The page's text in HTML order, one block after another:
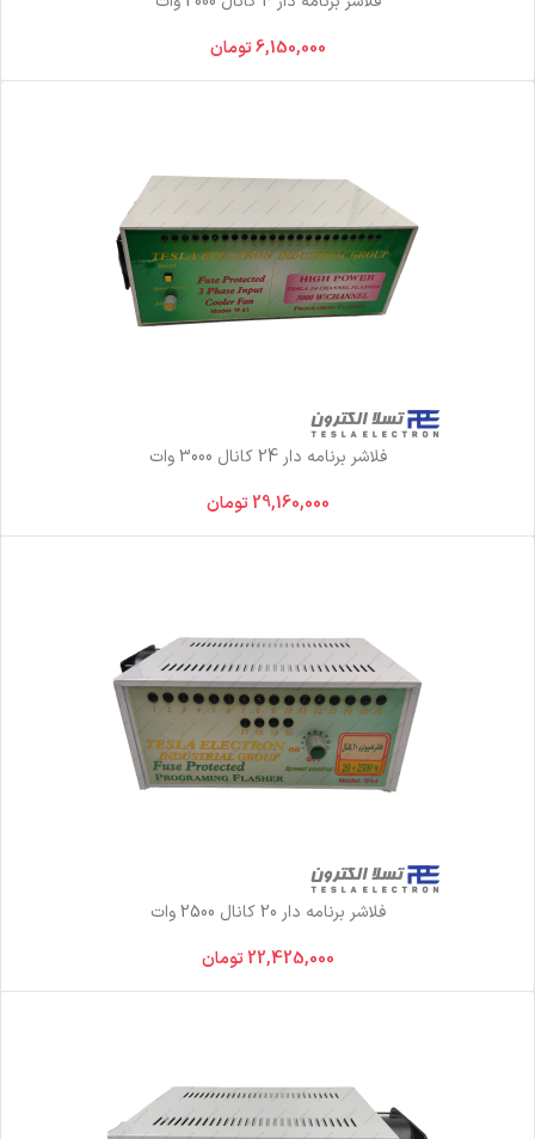
6,150,000تومان
فلاشر برنامه دار 24 کانال 3000 وات
29,160,000 تومان
فلاشر برنامه دار 20 کانال 2500 وات
22,425,000 تومان